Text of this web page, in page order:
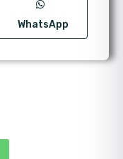
WhatsApp